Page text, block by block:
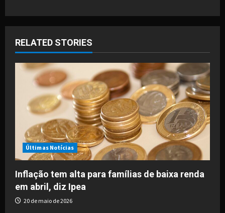
a
v
i
o
n
RELATED STORIES
Últimas Notícias
Inflação tem alta para famílias de baixa renda
em abril, diz Ipea
20 de maio de 2026